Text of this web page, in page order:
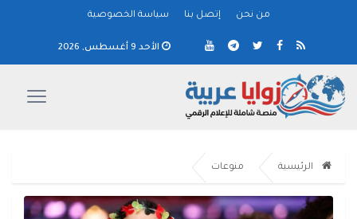
من نحن إتصل بنا سياسة الخصوصية
الأحد 9 أغسطس, 2026
الرئيسية منوعات